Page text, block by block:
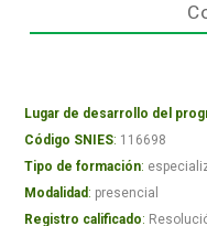
Lugar de desarrollo del
Código SNIES: 116698
Tipo de formación:
Modalidad: presencial
Registro calificado: